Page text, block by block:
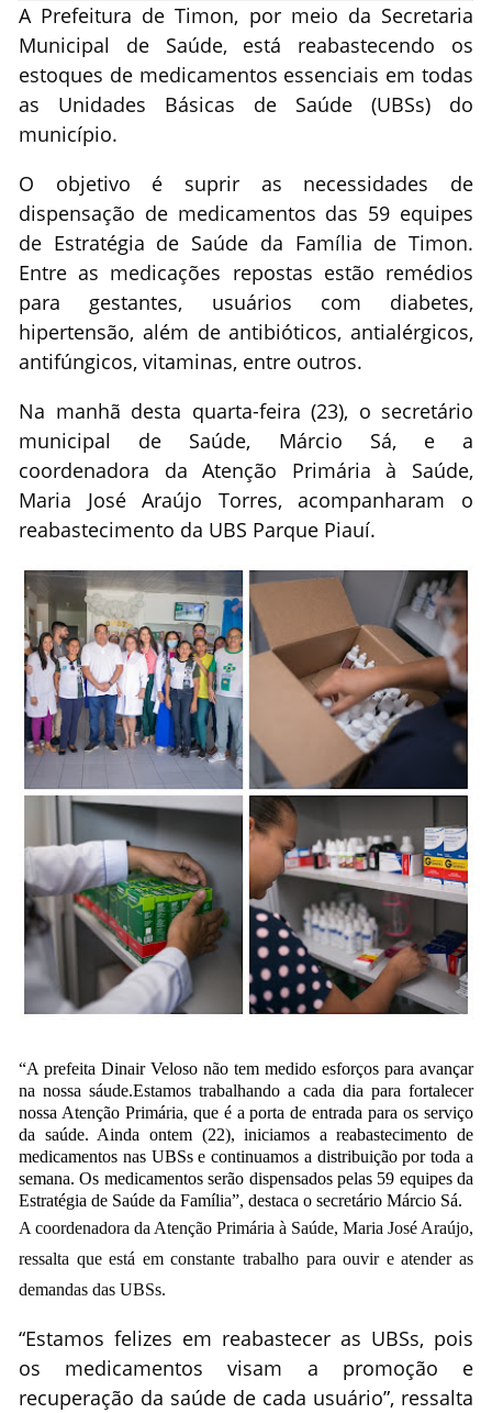
A Prefeitura de Timon, por meio da Secretaria
Municipal de Saúde, está reabastecendo os
estoques de medicamentos essenciais em todas
as Unidades Básicas de Saúde (UBSs) do
município.
O objetivo é suprir as necessidades de
dispensação de medicamentos das 59 equipes
de Estratégia de Saúde da Família de Timon.
Entre as medicações repostas estão remédios
para gestantes, usuários com diabetes,
hipertensão, além de antibióticos, antialérgicos,
antifúngicos, vitaminas, entre outros.
Na manhã desta quarta-feira (23), o secretário
municipal de Saúde, Márcio Sá, e a
coordenadora da Atenção Primária à Saúde,
Maria José Araújo Torres, acompanharam o
reabastecimento da UBS Parque Piauí.
“A prefeita Dinair Veloso não tem medido esforços para avançar
na nossa sáude.Estamos trabalhando a cada dia para fortalecer
nossa Atenção Primária, que é a porta de entrada para os serviço
da saúde. Ainda ontem (22), iniciamos a reabastecimento de
medicamentos nas UBSs e continuamos a distribuição por toda a
semana. Os medicamentos serão dispensados pelas 59 equipes da
Estratégia de Saúde da Família”, destaca o secretário Márcio Sá.
A coordenadora da Atenção Primária à Saúde, Maria José Araújo,
ressalta que está em constante trabalho para ouvir e atender as
demandas das UBSs.
“Estamos felizes em reabastecer as UBSs, pois
os medicamentos visam a promoção e
recuperação da saúde de cada usuário”, ressalta